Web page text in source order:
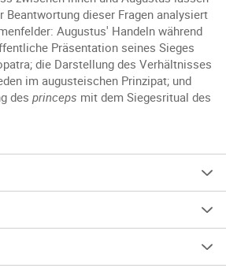
Beantwortung dieser Fragen analysiert
Augustus' Handeln während
Präsentation seines Sieges
die Darstellung des Verhältnisses
im augusteischen Prinzipat; und
des princeps mit dem Siegesritual des